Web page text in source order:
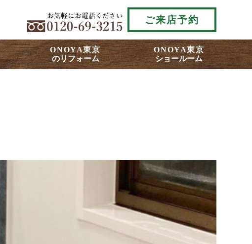
ご来店予約
ONOYA東京
のリフォーム
ONOYA東京
ショールーム